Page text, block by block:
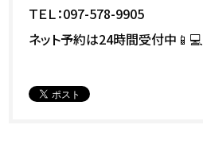
ＴＥＬ：097-578-9905
ネット予約は24時間受付中📱💻